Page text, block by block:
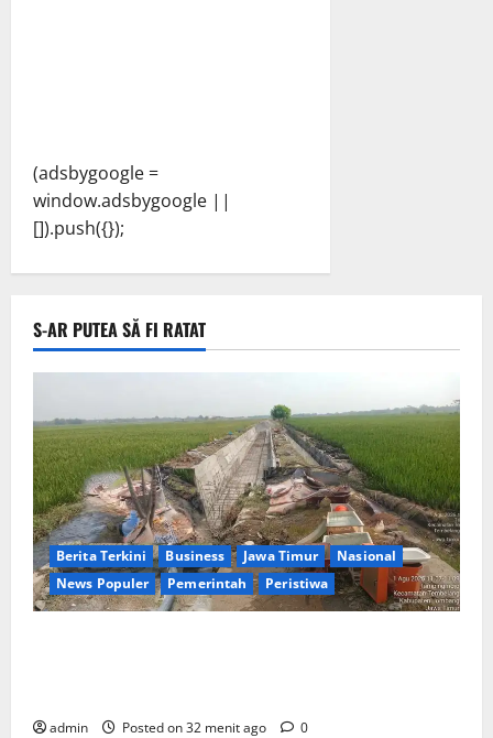
(adsbygoogle =
window.adsbygoogle ||
[]).push({});
S-AR PUTEA SĂ FI RATAT
Berita Terkini Business Jawa Timur
Nasional
News Populer
Pemerintah Peristiwa
admin Posted on 32 menit ago 0